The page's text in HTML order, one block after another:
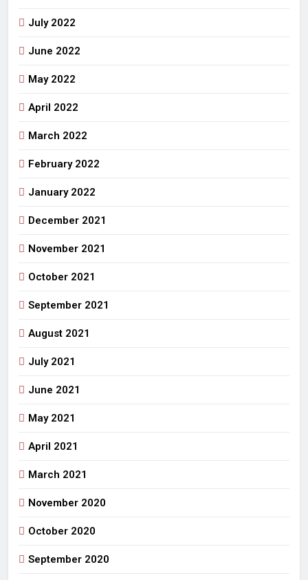
July 2022
June 2022
May 2022
April 2022
March 2022
February 2022
January 2022
December 2021
November 2021
October 2021
September 2021
August 2021
July 2021
June 2021
May 2021
April 2021
March 2021
November 2020
October 2020
September 2020